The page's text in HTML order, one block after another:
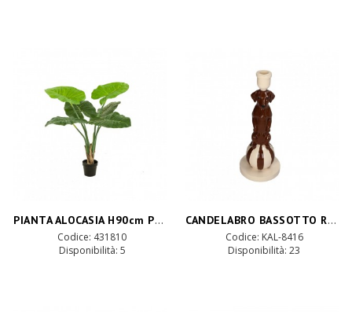
PIANTA ALOCASIA H90cm PN *
Codice: 431810
Disponibilità: 5
CANDELABRO BASSOTTO RES. D12 H30-marro
Codice: KAL-8416
Disponibilità: 23